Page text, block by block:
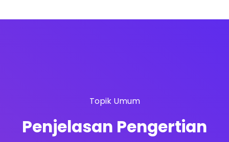
Topik Umum
Penjelasan Pengertian